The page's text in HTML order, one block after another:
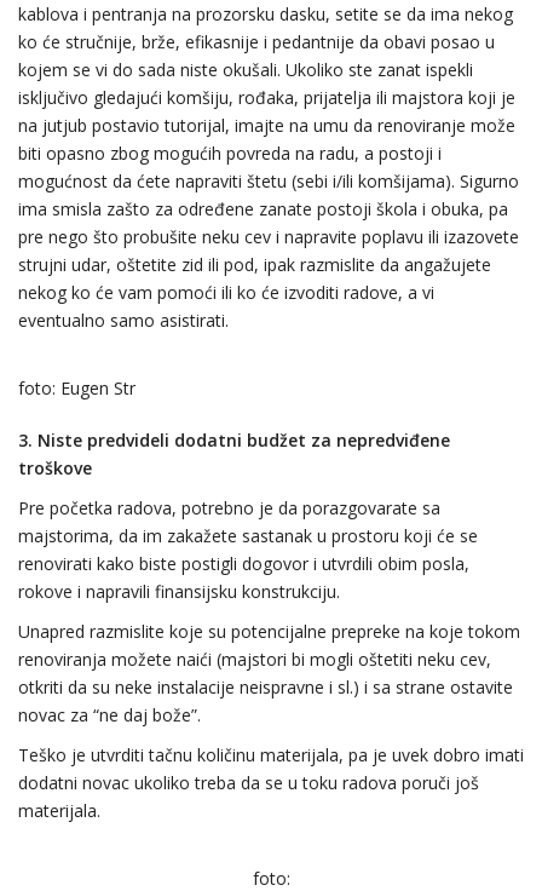
kablova i pentranja na prozorsku dasku, setite se da ima nekog
ko će stručnije, brže, efikasnije i pedantnije da obavi posao u
kojem se vi do sada niste okušali. Ukoliko ste zanat ispekli
isključivo gledajući komšiju, rođaka, prijatelja ili majstora koji je
na jutjub postavio tutorijal, imajte na umu da renoviranje može
biti opasno zbog mogućih povreda na radu, a postoji i
mogućnost da ćete napraviti štetu (sebi i/ili komšijama). Sigurno
ima smisla zašto za određene zanate postoji škola i obuka, pa
pre nego što probušite neku cev i napravite poplavu ili izazovete
strujni udar, oštetite zid ili pod, ipak razmislite da angažujete
nekog ko će vam pomoći ili ko će izvoditi radove, a vi
eventualno samo asistirati.
foto: Eugen Str
3. Niste predvideli dodatni budžet za nepredviđene
troškove
Pre početka radova, potrebno je da porazgovarate sa
majstorima, da im zakažete sastanak u prostoru koji će se
renovirati kako biste postigli dogovor i utvrdili obim posla,
rokove i napravili finansijsku konstrukciju.
Unapred razmislite koje su potencijalne prepreke na koje tokom
renoviranja možete naići (majstori bi mogli oštetiti neku cev,
otkriti da su neke instalacije neispravne i sl.) i sa strane ostavite
novac za “ne daj bože”.
Teško je utvrditi tačnu količinu materijala, pa je uvek dobro imati
dodatni novac ukoliko treba da se u toku radova poruči još
materijala.
foto: